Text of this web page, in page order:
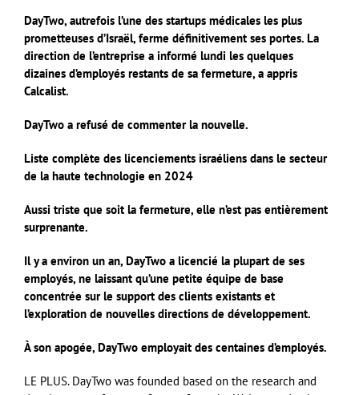
DayTwo, autrefois l’une des startups médicales les plus
prometteuses d’Israël, ferme définitivement ses portes. La
direction de l’entreprise a informé lundi les quelques
dizaines d’employés restants de sa fermeture, a appris
Calcalist.
DayTwo a refusé de commenter la nouvelle.
Liste complète des licenciements israéliens dans le secteur
de la haute technologie en 2024
Aussi triste que soit la fermeture, elle n’est pas entièrement
surprenante.
Il y a environ un an, DayTwo a licencié la plupart de ses
employés, ne laissant qu’une petite équipe de base
concentrée sur le support des clients existants et
l’exploration de nouvelles directions de développement.
À son apogée, DayTwo employait des centaines d’employés.
LE PLUS. DayTwo was founded based on the research and